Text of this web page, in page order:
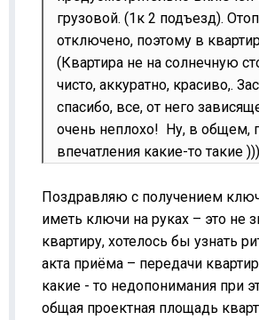
грузовой. (1к 2 подъезд).
отключено, поэтому в
(Квартира не на солнечную
чисто, аккуратно, красиво,.
спасибо, все, от него
очень неплохо! Ну, в общем,
впечатления какие-то такие )))
Поздравляю с получением
иметь ключи на руках – это не
квартиру, хотелось бы узнать
акта приёма – передачи
какие - то недопонимания при
общая проектная площадь